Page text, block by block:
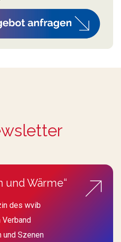
und Wärme“
des wvib
und Szenen